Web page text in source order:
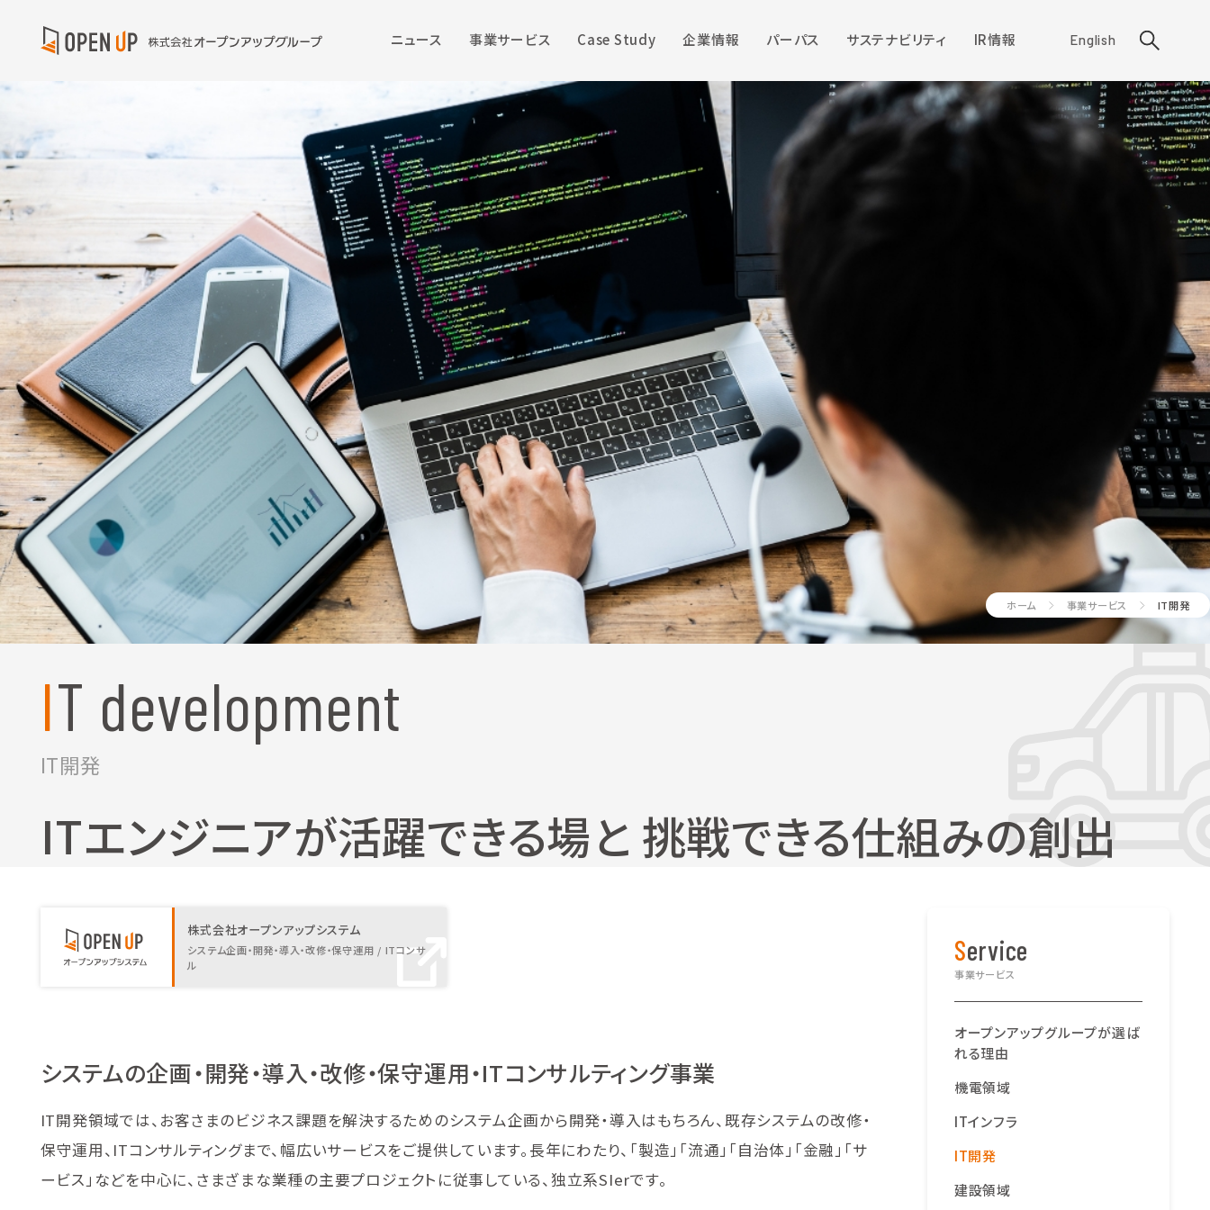
ニュース 事業サービス Case Study 企業情報 パーパス サステナビリティ IR情報 English
IT development
IT開発
ITエンジニアが活躍できる場と 挑戦できる仕組みの創出
ホーム 事業サービス IT開発
株式会社オープンアップシステム
システム企画・開発・導入・改修・保守運用 / ITコンサ
ル
システムの企画・開発・導入・改修・保守運用・ITコンサルティング事業
IT開発領域では、お客さまのビジネス課題を解決するためのシステム企画から開発・導入はもちろん、既存システムの改修・
保守運用、ITコンサルティングまで、幅広いサービスをご提供しています。長年にわたり、「製造」「流通」「自治体」「金融」「サ
ービス」などを中心に、さまざまな業種の主要プロジェクトに従事している、独立系SIerです。
Service
事業サービス
オープンアップグループが選ば
れる理由
機電領域
ITインフラ
IT開発
建設領域